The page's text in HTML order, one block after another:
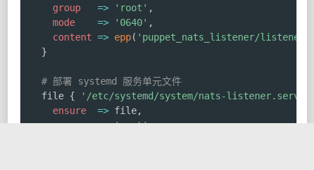
group
=> 'root' ,
mode
=> '0640' ,
content => epp( 'puppet_nats_listener/
}
# 部署 systemd 服务单元文件
  file
{
'/etc/systemd/system/nats-
ensure
=> file,
owner
=> 'root',